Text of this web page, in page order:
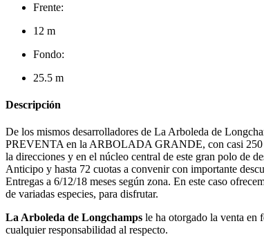
Frente:
12 m
Fondo:
25.5 m
Descripción
De los mismos desarrolladores de La Arboleda de
PREVENTA en la ARBOLADA GRANDE, con casi 250
la direcciones y en el núcleo central de este gran polo de
Anticipo y hasta 72 cuotas a convenir con importante
Entregas a 6/12/18 meses según zona. En este caso
de variadas especies, para disfrutar.
La Arboleda de Longchamps le ha otorgado la venta en
cualquier responsabilidad al respecto.